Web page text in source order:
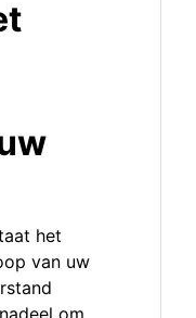
het
van uw